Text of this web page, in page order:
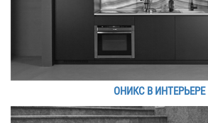
ОНИКС В ИНТЕРЬЕРЕ